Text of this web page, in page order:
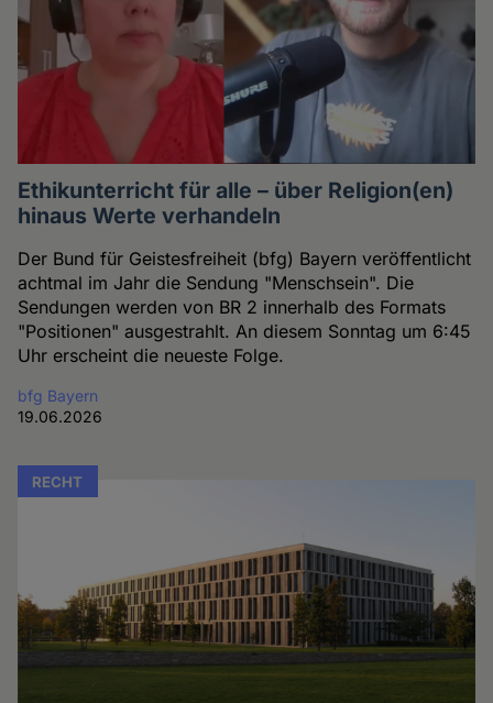
Ethikunterricht für alle – über Religion(en)
hinaus Werte verhandeln
Der Bund für Geistesfreiheit (bfg) Bayern veröffentlicht
achtmal im Jahr die Sendung "Menschsein". Die
Sendungen werden von BR 2 innerhalb des Formats
"Positionen" ausgestrahlt. An diesem Sonntag um 6:45
Uhr erscheint die neueste Folge.
bfg Bayern
19.06.2026
RECHT